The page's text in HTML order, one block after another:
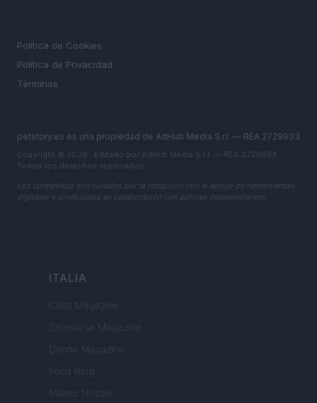
Política de Cookies
Política de Privacidad
Términos
petstory.es es una propiedad de AdHub Media S.r.l. — REA 2729933
Copyright © 2026 · Editado por AdHub Media S.r.l. — REA 2729933
Todos los derechos reservados
Los contenidos son curados por la redacción con el apoyo de herramientas
digitales y producidos en colaboración con autores independientes.
ITALIA
Casa Magazine
Cineverse Magazine
Donne Magazine
Food Blog
Milano Notizie